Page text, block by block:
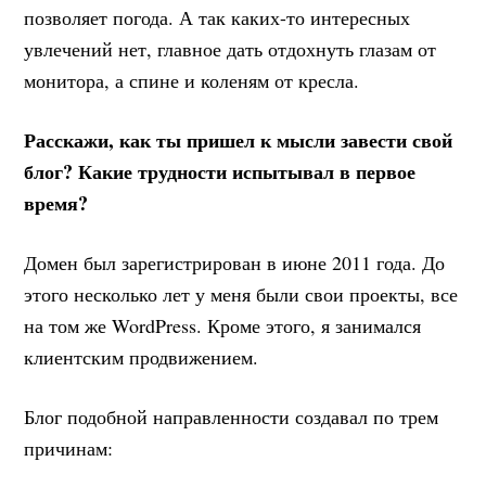
позволяет погода. А так каких-то интересных
увлечений нет, главное дать отдохнуть глазам от
монитора, а спине и коленям от кресла.
Расскажи, как ты пришел к мысли завести свой
блог? Какие трудности испытывал в первое
время?
Домен был зарегистрирован в июне 2011 года. До
этого несколько лет у меня были свои проекты, все
на том же WordPress. Кроме этого, я занимался
клиентским продвижением.
Блог подобной направленности создавал по трем
причинам: